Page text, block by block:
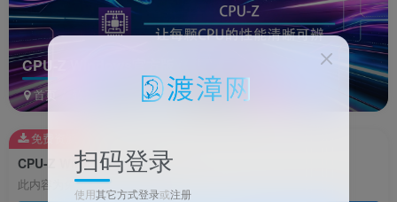
CPU-Z Windows官方版
首页 系统软件 正文
CPU-Z Windows官方版
此内容为免费资源，请登录后查看
免费资源
扫码登录
使用其它方式登录或注册